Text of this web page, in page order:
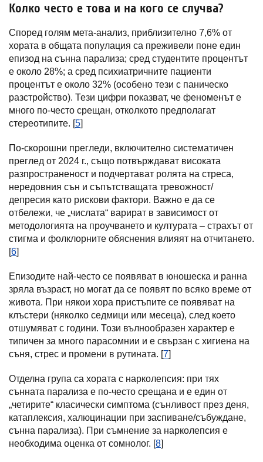
Колко често е това и на кого се случва?
Според голям мета-анализ, приблизително 7,6% от
хората в общата популация са преживели поне един
епизод на сънна парализа; сред студентите процентът
е около 28%; а сред психиатричните пациенти
процентът е около 32% (особено тези с паническо
разстройство). Тези цифри показват, че феноменът е
много по-често срещан, отколкото предполагат
стереотипите. [5]
По-скорошни прегледи, включително систематичен
преглед от 2024 г., също потвърждават високата
разпространеност и подчертават ролята на стреса,
нередовния сън и съпътстващата тревожност/
депресия като рискови фактори. Важно е да се
отбележи, че „числата“ варират в зависимост от
методологията на проучването и културата – страхът от
стигма и фолклорните обяснения влияят на отчитането.
[6]
Епизодите най-често се появяват в юношеска и ранна
зряла възраст, но могат да се появят по всяко време от
живота. При някои хора пристъпите се появяват на
клъстери (няколко седмици или месеца), след което
отшумяват с години. Този вълнообразен характер е
типичен за много парасомнии и е свързан с хигиена на
съня, стрес и промени в рутината. [7]
Отделна група са хората с нарколепсия: при тях
сънната парализа е по-често срещана и е един от
„четирите“ класически симптома (сънливост през деня,
катаплексия, халюцинации при заспиване/събуждане,
сънна парализа). При съмнение за нарколепсия е
необходима оценка от сомнолог. [8]